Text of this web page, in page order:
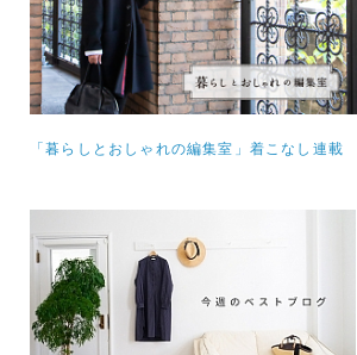
「暮らしとおしゃれの編集室」着こなし連載